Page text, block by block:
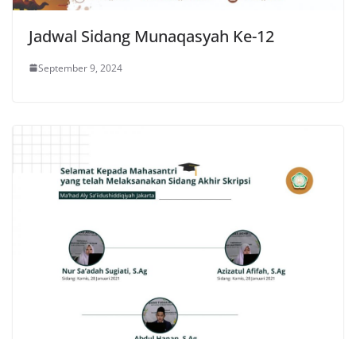
Jadwal Sidang Munaqasyah Ke-12
September 9, 2024